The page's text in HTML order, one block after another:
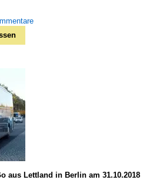
aus Lettland in Berlin am 31.10.2018